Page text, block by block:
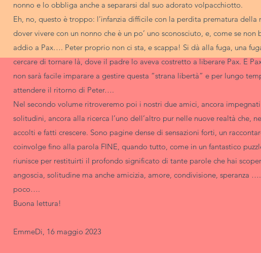
nonno e lo obbliga anche a separarsi dal suo adorato volpacchiotto.
Eh, no, questo è troppo: l’infanzia difficile con la perdita prematura della
dover vivere con un nonno che è un po’ uno sconosciuto, e, come se non
addio a Pax…. Peter proprio non ci sta, e scappa! Si dà alla fuga, una
cercare di tornare là, dove il padre lo aveva costretto a liberare Pax. E
non sarà facile imparare a gestire questa “strana libertà” e per lungo
attendere il ritorno di Peter….
Nel secondo volume ritroveremo poi i nostri due amici, ancora
solitudini, ancora alla ricerca l’uno dell’altro pur nelle nuove realtà che,
accolti e fatti crescere. Sono pagine dense di sensazioni forti, un
coinvolge fino alla parola FINE, quando tutto, come in un fantastico
riunisce per restituirti il profondo significato di tante parole che hai
angoscia, solitudine ma anche amicizia, amore, condivisione, speranza
poco….
Buona lettura!
EmmeDi, 16 maggio 2023